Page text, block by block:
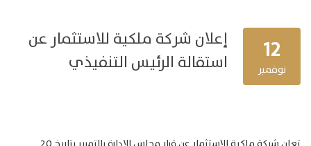
12
نوفمبر
إعلان شركة ملكية للاستثمار عن
استقالة الرئيس التنفيذي